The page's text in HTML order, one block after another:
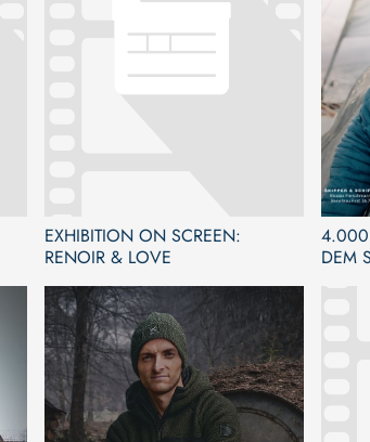
EXHIBITION ON SCREEN:
RENOIR & LOVE
4.000
DEM